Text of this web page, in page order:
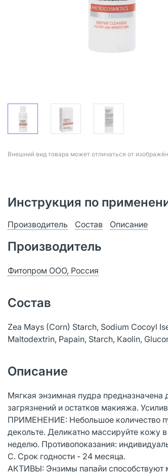
Bнешний вид товара может отличаться от
Инструкция по
Производитель Состав Описание
Производитель
Фитопром ООО, Россия
Состав
Zea Mays (Corn) Starch, Sodium Cocoyl
Maltodextrin, Papain, Starch, Кaolin,
Описание
Мягкая энзимная пудра предназначена
загрязнений и остатков макияжа.
ПРИМЕНЕНИЕ: Небольшое количество
декольте. Деликатно массируйте кожу
неделю. Противопоказания:
С. Срок годности - 24 месяца.
АКТИВЫ: Энзимы папайи способствуют